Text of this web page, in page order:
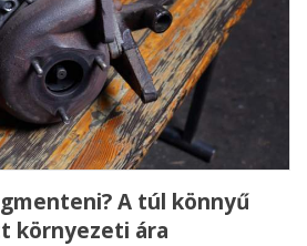
A túl könnyű
környezeti ára